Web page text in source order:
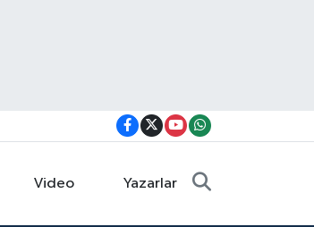
Video Yazarlar